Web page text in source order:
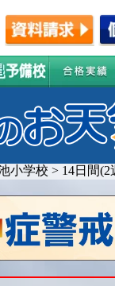
小学校 > 14日間